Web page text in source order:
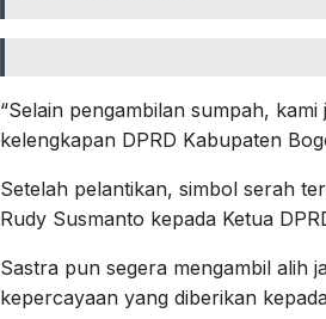
“Selain pengambilan sumpah,
kelengkapan DPRD Kabupaten
Setelah pelantikan, simbol serah
Rudy Susmanto kepada Ketua
Sastra pun segera mengambil alih
kepercayaan yang diberikan